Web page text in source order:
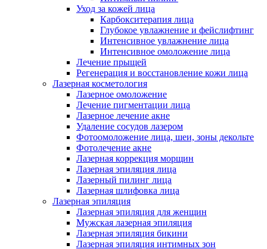
Уход за кожей лица
Карбокситерапия лица
Глубокое увлажнение и фейслифтинг
Интенсивное увлажнение лица
Интенсивное омоложение лица
Лечение прыщей
Регенерация и восстановление кожи лица
Лазерная косметология
Лазерное омоложение
Лечение пигментации лица
Лазерное лечение акне
Удаление сосудов лазером
Фотоомоложение лица, шеи, зоны декольте
Фотолечение акне
Лазерная коррекция морщин
Лазерная эпиляция лица
Лазерный пилинг лица
Лазерная шлифовка лица
Лазерная эпиляция
Лазерная эпиляция для женщин
Мужская лазерная эпиляция
Лазерная эпиляция бикини
Лазерная эпиляция интимных зон